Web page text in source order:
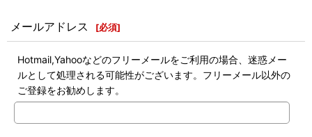
メールアドレス [必須]
Hotmail,Yahooなどのフリーメールをご利用の場合、迷惑メー
ルとして処理される可能性がございます。フリーメール以外の
ご登録をお勧めします。